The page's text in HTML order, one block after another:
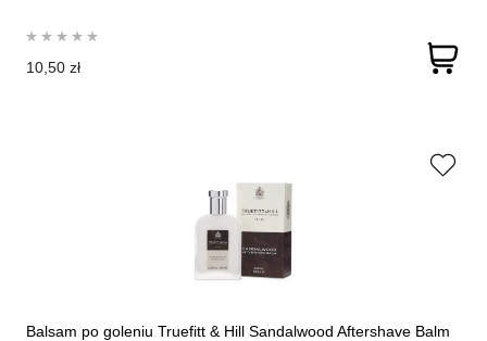
10,50 zł
Balsam po goleniu Truefitt & Hill Sandalwood Aftershave Balm